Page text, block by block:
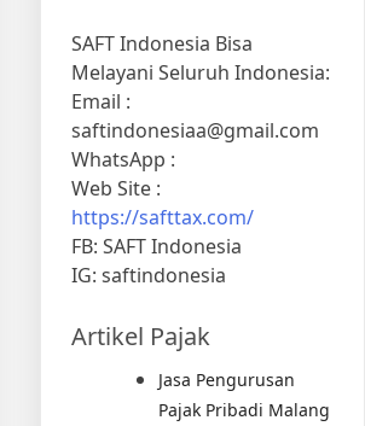
SAFT Indonesia Bisa
Melayani Seluruh Indonesia:
Email :
saftindonesiaa@gmail.com
WhatsApp :
Web Site :
https://safttax.com/
FB: SAFT Indonesia
IG: saftindonesia
Artikel Pajak
Jasa Pengurusan
Pajak Pribadi Malang